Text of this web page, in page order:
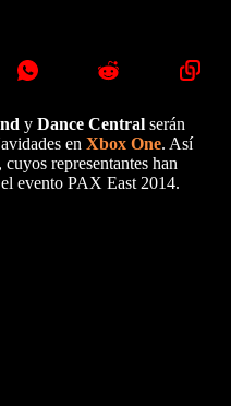
y Dance Central serán
en Xbox One. Así
representantes han
evento PAX East 2014.